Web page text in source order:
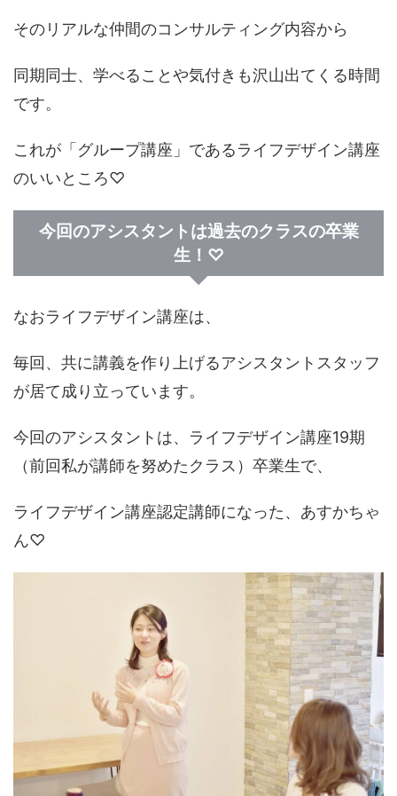
そのリアルな仲間のコンサルティング内容から
同期同士、学べることや気付きも沢山出てくる時間
です。
これが「グループ講座」であるライフデザイン講座
のいいところ♡
今回のアシスタントは過去のクラスの卒業
生！♡
なおライフデザイン講座は、
毎回、共に講義を作り上げるアシスタントスタッフ
が居て成り立っています。
今回のアシスタントは、ライフデザイン講座19期
（前回私が講師を努めたクラス）卒業生で、
ライフデザイン講座認定講師になった、あすかちゃ
ん♡